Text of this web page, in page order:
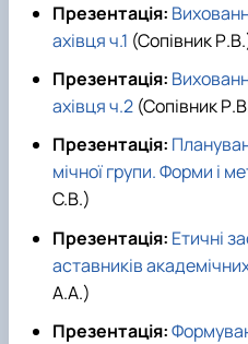
Презентація:
ахівця ч.1 (Сопівник
Презентація:
ахівця ч.2 (Сопівник
Презентація:
мічної групи. Форми і
С.В.)
Презентація: Етичні
аставників
А.А.)
Презентація: